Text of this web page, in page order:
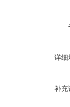
详细
补充